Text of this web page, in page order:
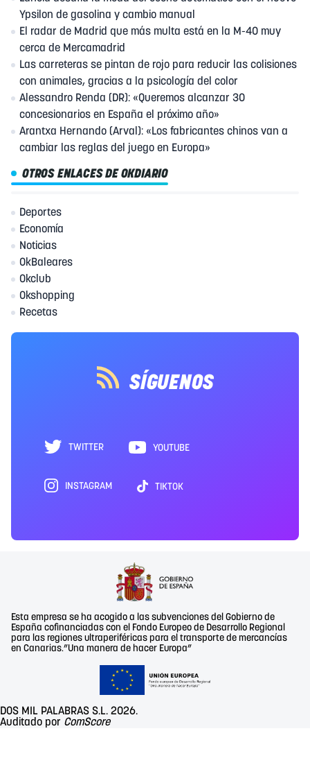
Ypsilon de gasolina y cambio manual
El radar de Madrid que más multa está en la M-40 muy
cerca de Mercamadrid
Las carreteras se pintan de rojo para reducir las colisiones
con animales, gracias a la psicología del color
Alessandro Renda (DR): «Queremos alcanzar 30
concesionarios en España el próximo año»
Arantxa Hernando (Arval): «Los fabricantes chinos van a
cambiar las reglas del juego en Europa»
OTROS ENLACES DE OKDIARIO
Deportes
Economía
Noticias
OkBaleares
Okclub
Okshopping
Recetas
SÍGUENOS
TWITTER YOUTUBE
INSTAGRAM TIKTOK
Esta empresa se ha acogido a las subvenciones del Gobierno de
España cofinanciadas con el Fondo Europeo de Desarrollo Regional
para las regiones ultraperiféricas para el transporte de mercancías
en Canarias.”Una manera de hacer Europa”
DOS MIL PALABRAS S.L. 2026.
Auditado por ComScore